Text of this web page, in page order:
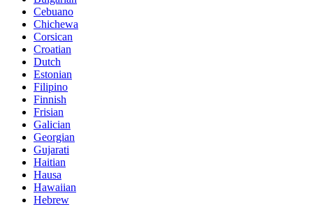
Cebuano
Chichewa
Corsican
Croatian
Dutch
Estonian
Filipino
Finnish
Frisian
Galician
Georgian
Gujarati
Haitian
Hausa
Hawaiian
Hebrew